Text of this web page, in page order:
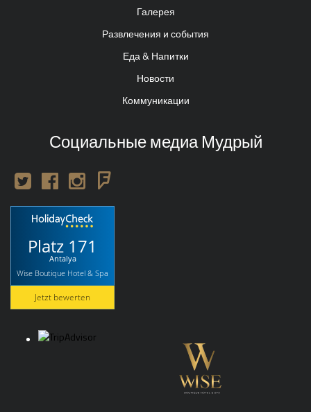
Галерея
Развлечения и события
Еда & Напитки
Новости
Коммуникации
Социальные медиа Мудрый
Platz 171
Antalya
Wise Boutique Hotel & Spa
Jetzt bewerten